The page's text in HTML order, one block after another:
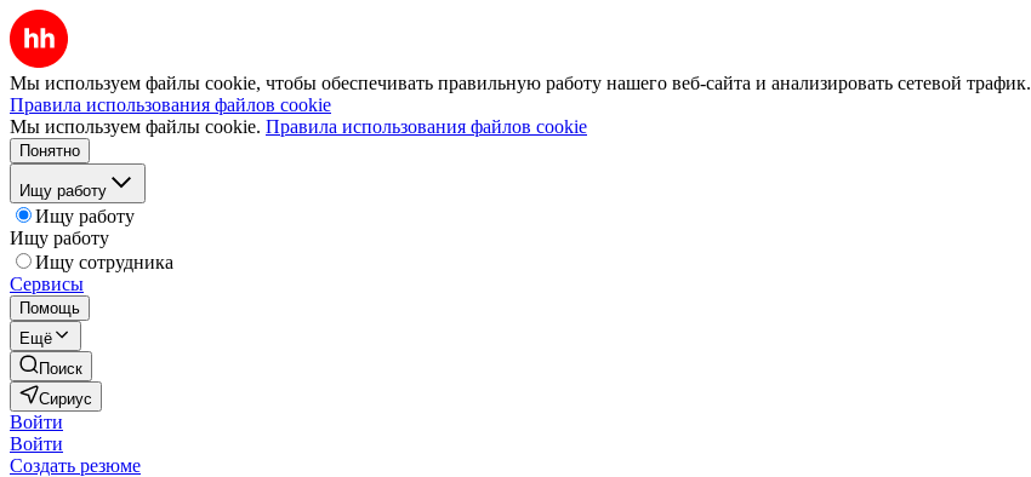
Мы используем файлы cookie, чтобы обеспечивать правильную работу нашего веб-сайта и анализировать сетевой трафик.
Правила использования файлов cookie
Мы используем файлы cookie. Правила использования файлов cookie
Понятно
Ищу работу
Ищу работу
Ищу работу
Ищу сотрудника
Сервисы
Помощь
Ещё
Поиск
Сириус
Войти
Войти
Создать резюме